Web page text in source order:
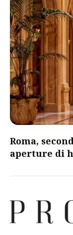
Roma,
aperture di